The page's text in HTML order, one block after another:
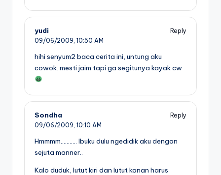
yudi
Reply
09/06/2009, 10:50 AM
hihi senyum2 baca cerita ini, untung aku
cowok. mesti jaim tapi ga segitunya kayak cw
Sondha
Reply
09/06/2009, 10:10 AM
Hmmmm……….. Ibuku dulu ngedidik aku dengan
sejuta manner..
Kalo duduk, lutut kiri dan lutut kanan harus